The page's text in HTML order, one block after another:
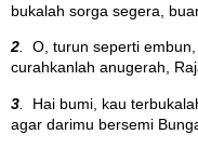
bukalah sorga segera,
2
O, turun seperti
curahkanlah anugerah,
3
Hai bumi, kau
agar darimu bersemi